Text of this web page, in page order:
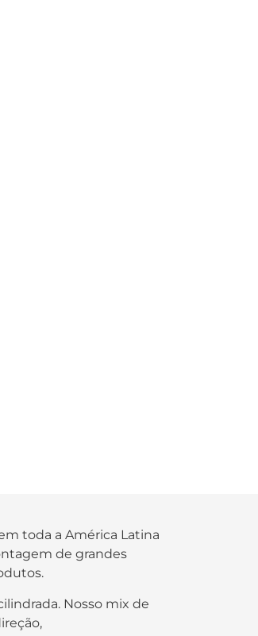
toda a América Latina
de grandes
Nosso mix de